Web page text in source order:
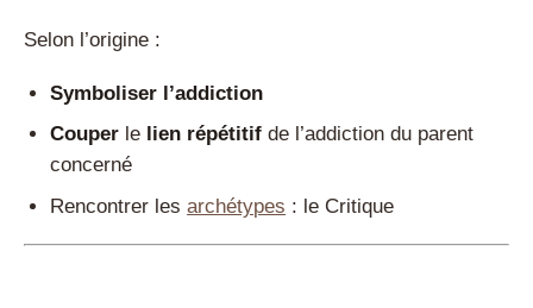
Selon l’origine :
Symboliser l’addiction
Couper le lien répétitif de l’addiction du parent
concerné
Rencontrer lesarchétypes : le Critique